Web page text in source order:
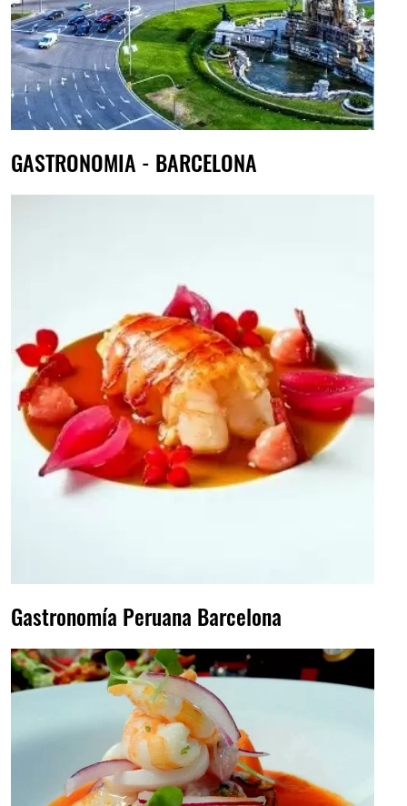
GASTRONOMIA - BARCELONA
Gastronomía Peruana Barcelona